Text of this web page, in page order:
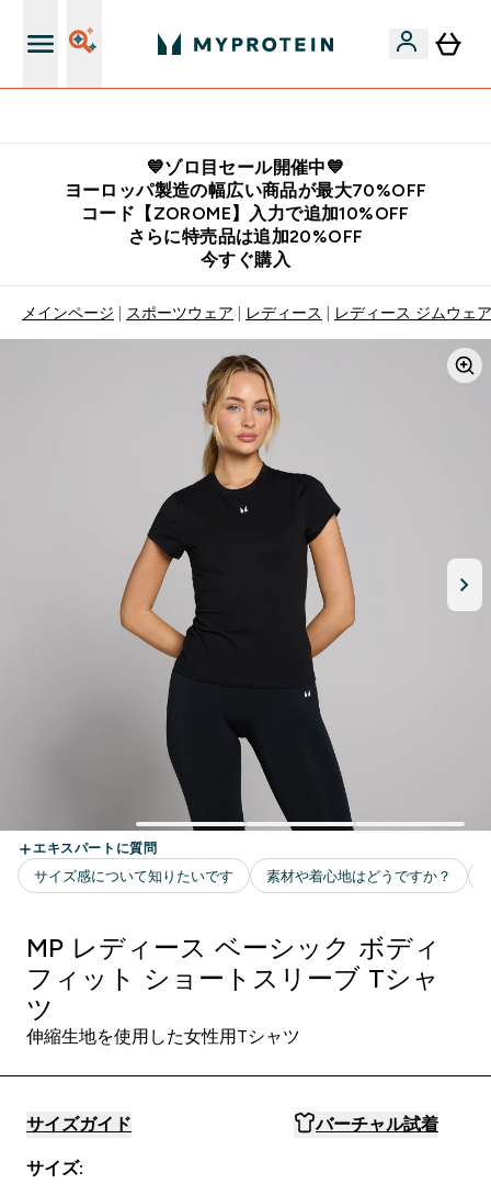
💙ゾロ目セール開催中💙
ヨーロッパ製造の幅広い商品が最大70%OFF
コード【ZOROME】入力で追加10%OFF
さらに特売品は追加20%OFF
今すぐ購入
メインページ スポーツウェア レディース レディース ジムウェ
MP レディース ベーシック ボディ
フィット ショートスリーブ Tシャ
ツ
伸縮生地を使用した女性用Tシャツ
サイズガイド バーチャル試着
サイズ: